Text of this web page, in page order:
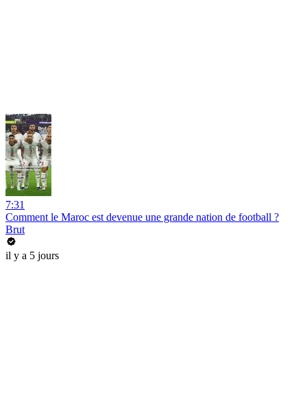
7:31
Comment le Maroc est devenue une grande nation de football ?
Brut
il y a 5 jours